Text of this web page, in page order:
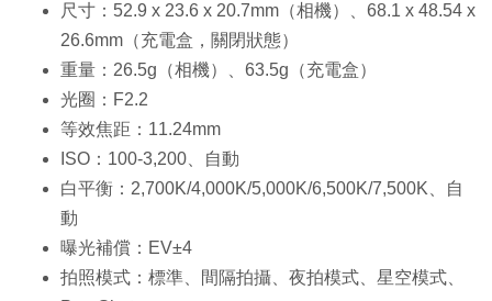
尺寸：52.9 x 23.6 x 20.7mm（相機）、68.1 x 48.54 x
26.6mm（充電盒，關閉狀態）
重量：26.5g（相機）、63.5g（充電盒）
光圈：F2.2
等效焦距：11.24mm
ISO：100-3,200、自動
白平衡：2,700K/4,000K/5,000K/6,500K/7,500K、自
動
曝光補償：EV±4
拍照模式：標準、間隔拍攝、夜拍模式、星空模式、